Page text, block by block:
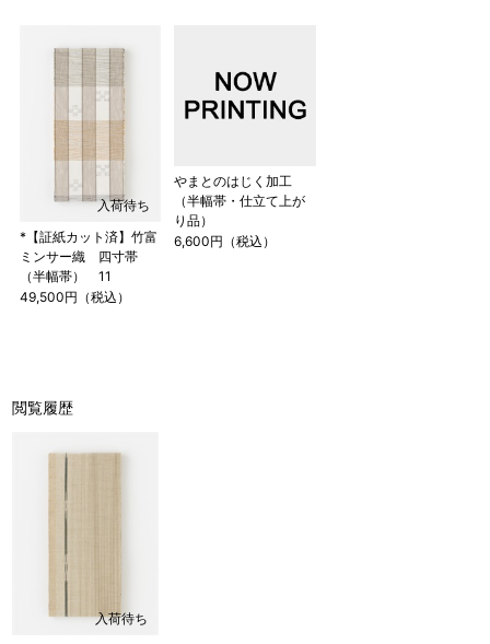
入荷待ち
*【証紙カット済】竹富
ミンサー織 四寸帯
（半幅帯） 11
49,500円（税込）
やまとのはじく加工
（半幅帯・仕立て上が
り品）
6,600円（税込）
閲覧履歴
入荷待ち